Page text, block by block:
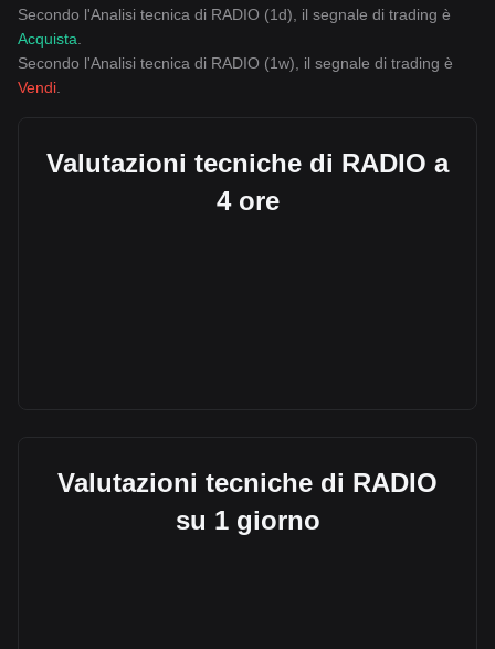
Secondo l'Analisi tecnica di RADIO (1d), il segnale di trading è
Acquista
Secondo l'Analisi tecnica di RADIO (1w), il segnale di trading è
Vendi
Valutazioni tecniche di RADIO a
4 ore
Valutazioni tecniche di RADIO
su 1 giorno